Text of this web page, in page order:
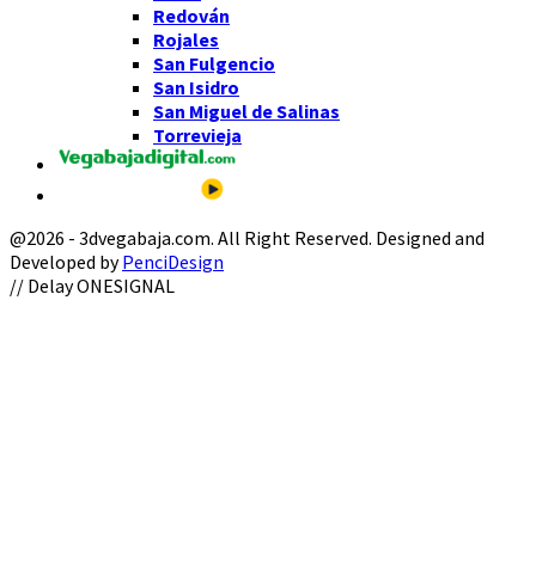
Redován
Rojales
San Fulgencio
San Isidro
San Miguel de Salinas
Torrevieja
@2026 - 3dvegabaja.com. All Right Reserved. Designed and
Developed byPenciDesign
Facebook
Twitter
Instagram
Youtube
Email
// Delay ONESIGNAL